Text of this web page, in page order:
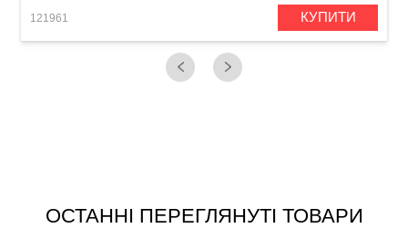
121961 КУПИТИ
ОСТАННІ ПЕРЕГЛЯНУТІ ТОВАРИ